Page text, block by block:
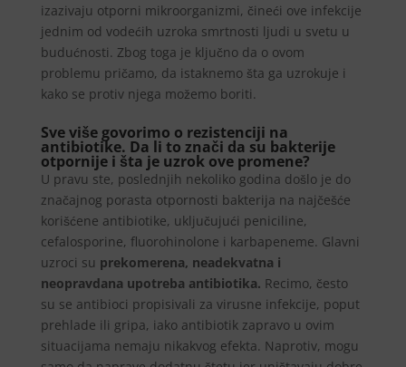
izazivaju otporni mikroorganizmi, čineći ove infekcije
jednim od vodećih uzroka smrtnosti ljudi u svetu u
budućnosti. Zbog toga je ključno da o ovom
problemu pričamo, da istaknemo šta ga uzrokuje i
kako se protiv njega možemo boriti.
Sve više govorimo o rezistenciji na
antibiotike. Da li to znači da su bakterije
otpornije i šta je uzrok ove promene?
U pravu ste, poslednjih nekoliko godina došlo je do
značajnog porasta otpornosti bakterija na najčešće
korišćene antibiotike, uključujući peniciline,
cefalosporine, fluorohinolone i karbapeneme. Glavni
uzroci su prekomerena, neadekvatna i
neopravdana upotreba antibiotika. Recimo, često
su se antibioci propisivali za virusne infekcije, poput
prehlade ili gripa, iako antibiotik zapravo u ovim
situacijama nemaju nikakvog efekta. Naprotiv, mogu